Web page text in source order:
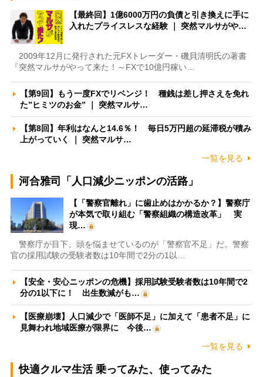
【最終回】1億6000万円の負債と引き換えに手に
入れたプライスレスな経験 ｜ 突然マルサがや…
2009年12月に発行された元FXトレーダー・磯貝清明氏の著書
『突然マルサがやって来た！～FXで10億円稼い…
【第9回】もう一度FXでリベンジ！ 種銭は差し押さえを免れ
た”ヒミツのお金” ｜ 突然マルサ…
【第8回】年利はなんと14.6％！ 毎日5万円超の延滞税が積み
上がっていく ｜ 突然マルサ…
一覧を見る
河合雅司「人口減少ニッポンの活路」
【「警察官離れ」に歯止めはかかるか？】警察庁
が本気で取り組む「警察組織の構造改革」 実
現…
警察庁が目下、頭を悩ませているのが「警察官不足」だ。警察
官の採用試験の受験者数は10年間で2分の1以…
【安全・安心ニッポンの危機】採用試験受験者数は10年間で2
分の1以下に！ 出生数減がも…
【医療崩壊】人口減少で「医師不足」に加えて「患者不足」に
見舞われ地域医療が限界に 今後…
一覧を見る
快適クルマ生活 乗ってみた、使ってみた